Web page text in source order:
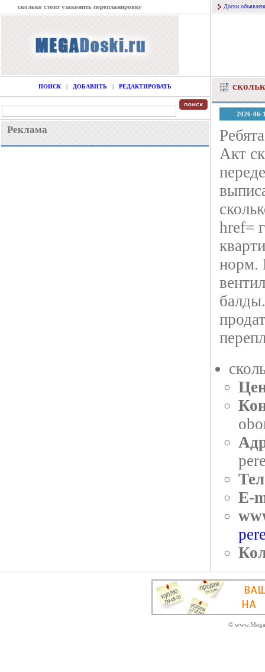
сколько стоит узаконить перепланировку Доски
ПОИСК | ДОБАВИТЬ | РЕДАКТИРОВАТЬ
Реклама
2026-06-
Акт
href=
норм.
E-
©